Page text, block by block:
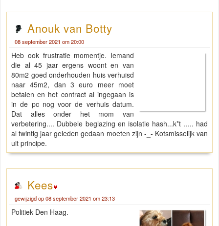
Anouk van Botty
08 september 2021 om 20:00
Heb ook frustratie momentje. Iemand
die al 45 jaar ergens woont en van
80m2 goed onderhouden huis verhuisd
naar 45m2, dan 3 euro meer moet
betalen en het contract al ingegaan is
in de pc nog voor de verhuis datum.
Dat alles onder het mom van
verbetering.... Dubbele beglazing en isolatie hash...k*t ..... had
al twintig jaar geleden gedaan moeten zijn -_- Kotsmisselijk van
uit principe.
Kees
gewijzigd op 08 september 2021 om 23:13
Politiek Den Haag.